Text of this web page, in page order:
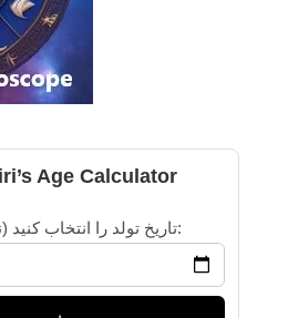
Age Calculator
تاریخ تولد را انتخاب کنید (نمایش: روز/ماه/سال):